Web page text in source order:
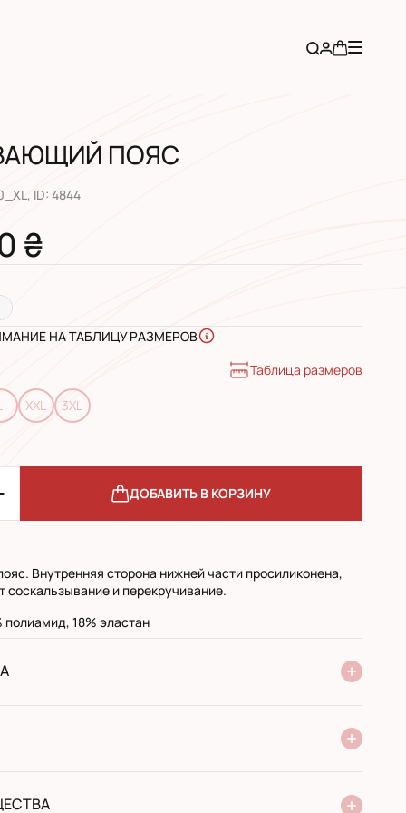
ПОЯС
, ID: 4844
₴
НА ТАБЛИЦУ РАЗМЕРОВ
Таблица размеров
XXL 3XL
ДОБАВИТЬ В КОРЗИНУ
Внутренняя сторона нижней части просиликонена,
соскальзывание и перекручивание.
18% эластан
перевод